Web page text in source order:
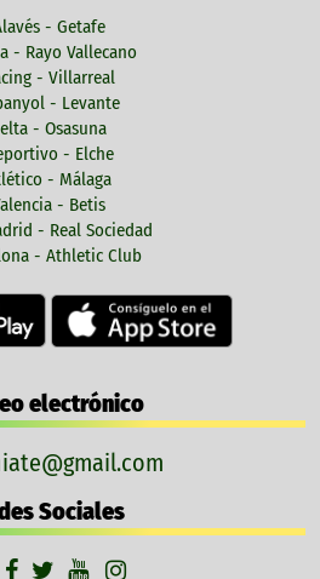
- Getafe
- Rayo Vallecano
- Villarreal
- Levante
- Osasuna
- Elche
- Málaga
- Betis
- Real Sociedad
- Athletic Club
electrónico
Sociales